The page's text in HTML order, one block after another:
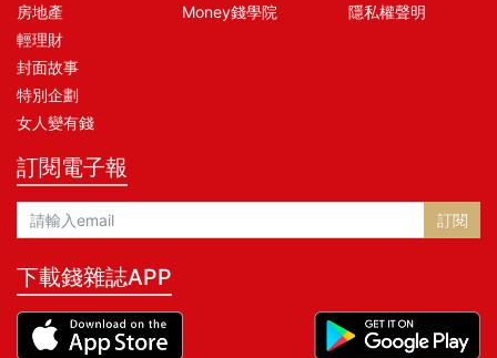
房地產
輕理財
封面故事
特別企劃
女人變有錢
Money錢學院
隱私權聲明
訂閱電子報
訂閱
下載錢雜誌APP